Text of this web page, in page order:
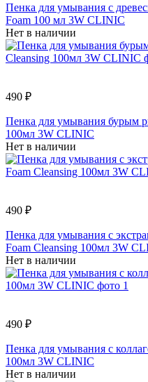
Пенка для умывания с
Foam 100 мл 3W CLINIC
Нет в наличии
490 ₽
Пенка для умывания бурым
100мл 3W CLINIC
Нет в наличии
490 ₽
Пенка для умывания с
Foam Cleansing 100мл 3W
Нет в наличии
490 ₽
Пенка для умывания с
100мл 3W CLINIC
Нет в наличии